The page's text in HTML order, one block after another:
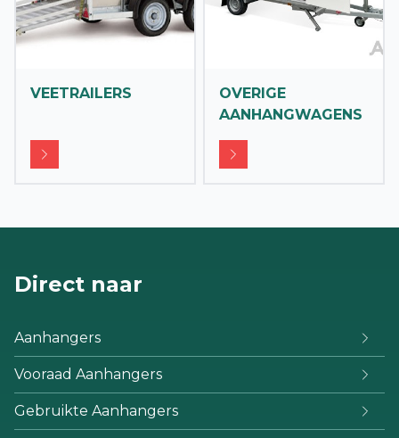
VEETRAILERS
OVERIGE
AANHANGWAGENS
Direct naar
Aanhangers
Vooraad Aanhangers
Gebruikte Aanhangers